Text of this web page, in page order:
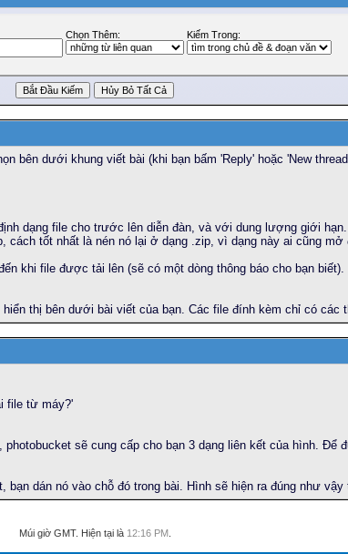
Chọn Thêm: Kiếm Trong:
bên dưới khung viết bài (khi bạn bấm 'Reply' hoặc 'New
dạng file cho trước lên diễn đàn, và với dung lượng giới hạn.
tốt nhất là nén nó lại ở dạng .zip, vì dạng này ai cũng
khi file được tải lên (sẽ có một dòng thông báo cho bạn
thị bên dưới bài viết của bạn. Các file đính kèm chỉ có các
file từ máy?'
sẽ cung cấp cho bạn 3 dạng liên kết của hình.
dán nó vào chỗ đó trong bài. Hình sẽ hiện ra đúng như vậy
Múi giờ GMT. Hiện tại là 12:16 PM.